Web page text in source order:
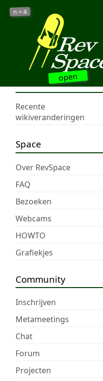
open
n =4
Recente
wikiveranderingen
Space
Over RevSpace
FAQ
Bezoeken
Webcams
HOWTO
Grafiekjes
Community
Inschrijven
Metameetings
Chat
Forum
Projecten